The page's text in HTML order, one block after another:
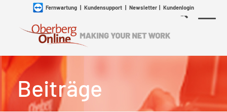
Fernwartung| Kundensupport| Newsletter| Kundenlogin
Beiträge